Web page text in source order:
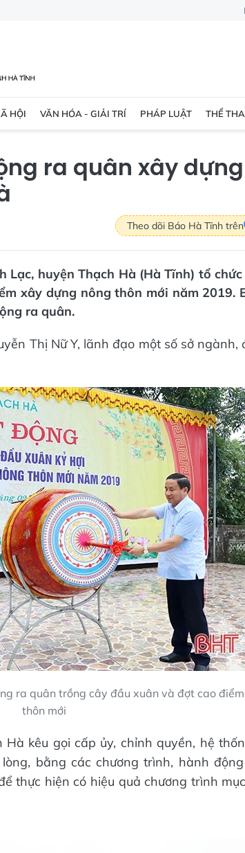
HỘI VĂN HÓA - GIẢI TRÍ PHÁP LUẬT THỂ
ra quân xây
Theo dõi Báo Hà Tĩnh trên
Lạc, huyện Thạch Hà (Hà Tĩnh) tổ
xây dựng nông thôn mới năm 2019.
ra quân.
Thị Nữ Y, lãnh đạo một số sở ngành,
ra quân trồng cây đầu xuân và đợt cao
thôn mới
kêu gọi cấp ủy, chỉnh quyền, hệ
bằng các chương trình, hành
thực hiện có hiệu quả chương trình